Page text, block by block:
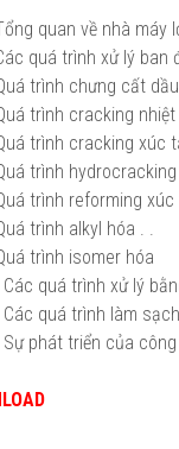
quan về nhà máy
quá trình xử lý ban
trình chưng cất
trình cracking nhiệt
trình cracking xúc
trình
trình reforming
trình alkyl hóa . .
trình isomer hóa
quá trình xử lý
Các quá trình làm
Sự phát triển của